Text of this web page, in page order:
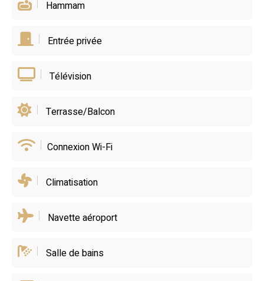
Hammam
Entrée privée
Télévision
Terrasse/Balcon
Connexion Wi-Fi
Climatisation
Navette aéroport
Salle de bains